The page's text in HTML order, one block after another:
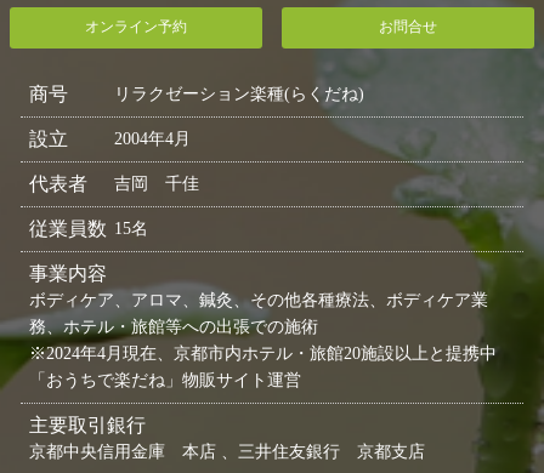
オンライン予約 お問合せ
商号 リラクゼーション楽種(らくだね)
設立 2004年4月
代表者 吉岡 千佳
従業員数 15名
事業内容
ボディケア、アロマ、鍼灸、その他各種療法、ボディケア業
務、ホテル・旅館等への出張での施術
※2024年4月現在、京都市内ホテル・旅館20施設以上と提携中
「おうちで楽だね」物販サイト運営
主要取引銀行
京都中央信用金庫 本店 、三井住友銀行 京都支店